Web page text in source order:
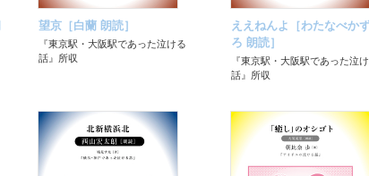
望京［白蘭 朗読］
『東京駅・大阪駅であった泣ける
話』所収
ええねんよ［わたなべか
ろ 朗読］
『東京駅・大阪駅であった泣
話』所収